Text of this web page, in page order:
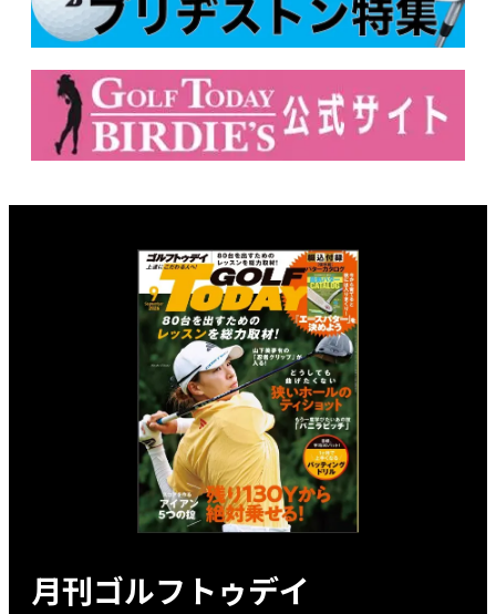
月刊ゴルフトゥデイ